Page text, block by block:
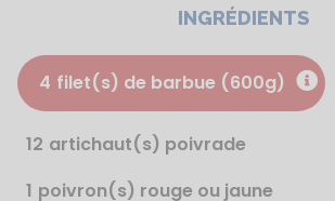
INGRÉDIENTS
4 filet(s) de barbue (600g)
12 artichaut(s) poivrade
1 poivron(s) rouge ou jaune